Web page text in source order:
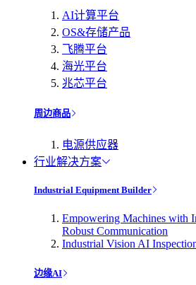
AI计算平台
OS&存储产品
飞腾平台
海光平台
兆芯平台
周边商品
电源供应器
行业解决方案
Industrial Equipment Builder
Empowering Machines with
Robust Communication
Industrial Vision AI
边缘AI